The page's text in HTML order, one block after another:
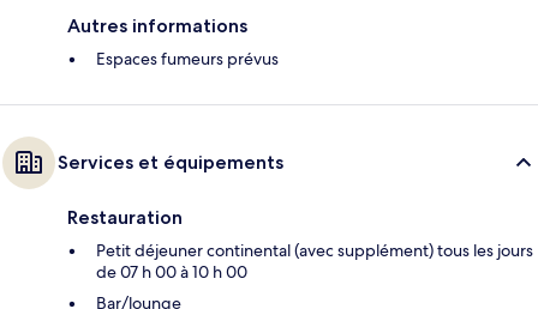
Autres informations
Espaces fumeurs prévus
Services et équipements
Restauration
Petit déjeuner continental (avec supplément) tous les jours
de 07 h 00 à 10 h 00
Bar/lounge